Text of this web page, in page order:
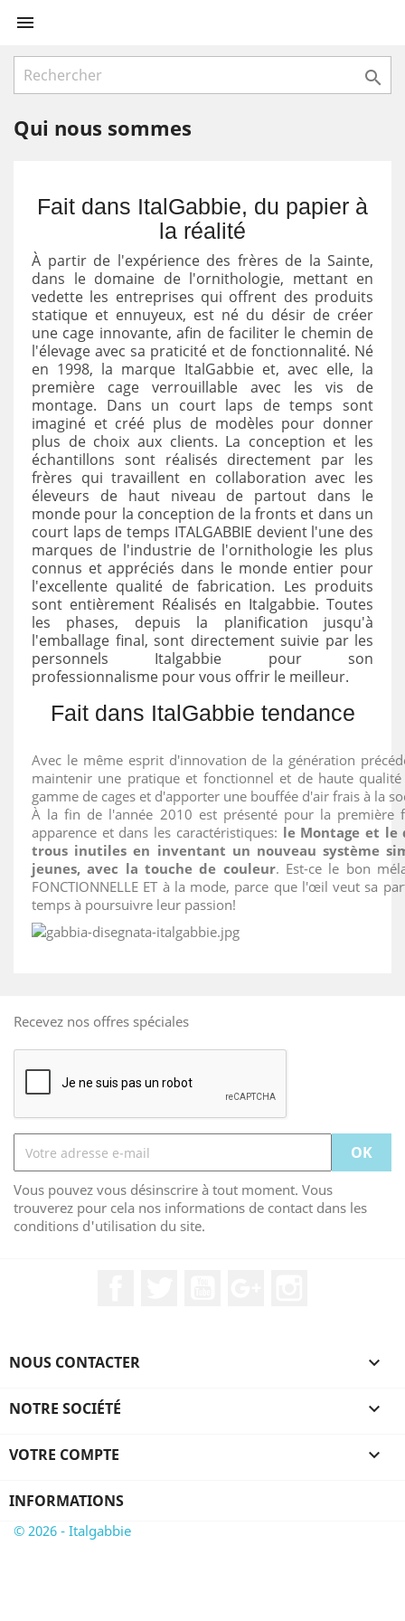


Qui nous sommes
Fait dans ItalGabbie, du papier à
la réalité
À partir de l'expérience des frères de la Sainte,
dans le domaine de l'ornithologie, mettant en
vedette les entreprises qui offrent des produits
statique et ennuyeux, est né du désir de créer
une cage innovante, afin de faciliter le chemin de
l'élevage avec sa praticité et de fonctionnalité. Né
en 1998, la marque ItalGabbie et, avec elle, la
première cage verrouillable avec les vis de
montage. Dans un court laps de temps sont
imaginé et créé plus de modèles pour donner
plus de choix aux clients. La conception et les
échantillons sont réalisés directement par les
frères qui travaillent en collaboration avec les
éleveurs de haut niveau de partout dans le
monde pour la conception de la fronts et dans un
court laps de temps ITALGABBIE devient l'une des
marques de l'industrie de l'ornithologie les plus
connus et appréciés dans le monde entier pour
l'excellente qualité de fabrication. Les produits
sont entièrement Réalisés en Italgabbie. Toutes
les phases, depuis la planification jusqu'à
l'emballage final, sont directement suivie par les
personnels Italgabbie pour son
professionnalisme pour vous offrir le meilleur.
Fait dans ItalGabbie tendance
Avec le même esprit d'innovation de la génération
maintenir une pratique et fonctionnel et de haute
gamme de cages et d'apporter une bouffée d'air frais à la
À la fin de l'année 2010 est présenté pour la
apparence et dans les caractéristiques: le Montage et le
trous inutiles en inventant un nouveau système
jeunes, avec la touche de couleur. Est-ce le bon
FONCTIONNELLE ET à la mode, parce que l'œil veut sa
temps à poursuivre leur passion!
Recevez nos offres spéciales
Vous pouvez vous désinscrire à tout moment. Vous
trouverez pour cela nos informations de contact dans les
conditions d'utilisation du site.
NOUS CONTACTER 
NOTRE SOCIÉTÉ 
VOTRE COMPTE 
INFORMATIONS
© 2026 - Italgabbie